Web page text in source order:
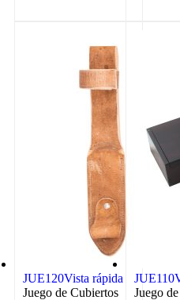
JUE120Vista rápida
Juego de Cubiertos
JUE110
Juego